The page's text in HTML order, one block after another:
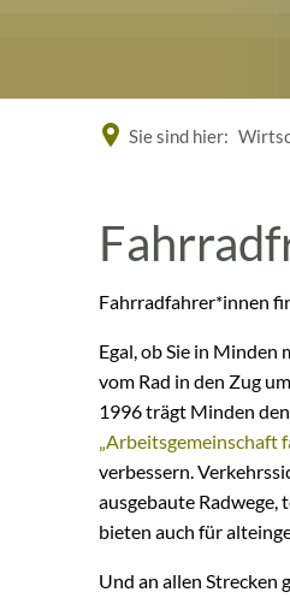
Sie sind hier:
MindenFahrradfahrer*innen
Egal, ob Sie in Minden
vom Rad in den Zug
1996 trägt Minden
„Arbeitsgemeinschaft
verbessern.
ausgebaute
bieten auch für
Und an allen Strecken